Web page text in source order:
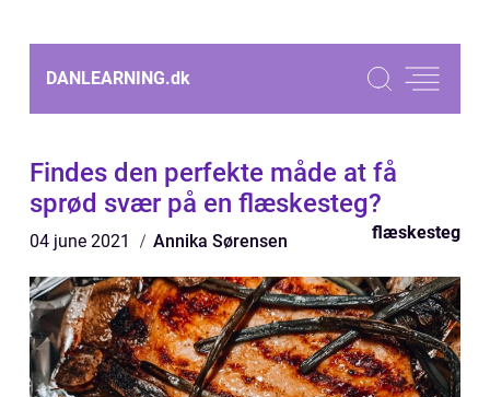
DANLEARNING.dk
Findes den perfekte måde at få
sprød svær på en flæskesteg?
04 june 2021 Annika Sørensen flæskesteg